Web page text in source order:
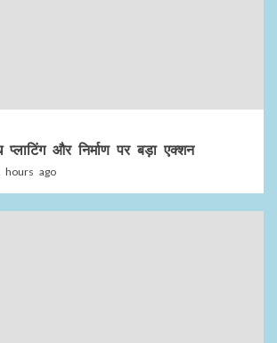
और निर्माण पर बड़ा एक्शन
hours ago